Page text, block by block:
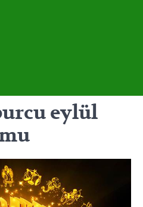
eylül